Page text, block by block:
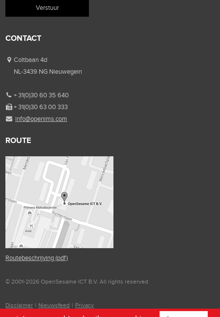
CONTACT
Coltbaan 4d
NL-3439 NG Nieuwegein
+ 31(0)30 60 35 640
+ 31(0)30 63 00 333
info@openims.com
ROUTE
Routebeschrijving (pdf)
© 2001-2026 OpenSesame ICT B.V. All rights reserved
Disclaimer | Nieuwsfeed | Privacy